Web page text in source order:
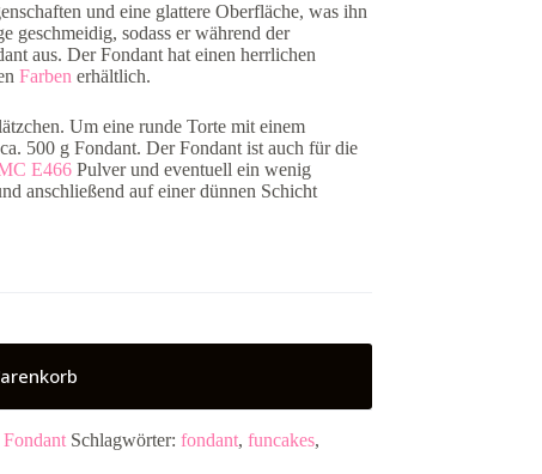
und eine glattere Oberfläche, was ihn
geschmeidig, sodass er während der
aus. Der Fondant hat einen herrlichen
Farben erhältlich.
Um eine runde Torte mit einem
500 g Fondant. Der Fondant ist auch für die
E466 Pulver und eventuell ein wenig
anschließend auf einer dünnen Schicht
Fondant Schlagwörter: fondant, funcakes,